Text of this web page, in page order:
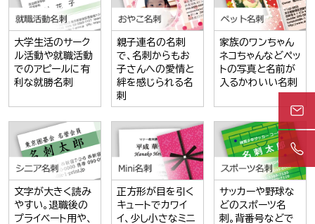
大学生活のサーク
ル活動や就職活動
でのアピールに有
利な就勝名刺
親子連名の名刺
で、名刺からもお
子さんへの愛情と
絆を感じられる名
刺
家族のワンちゃん
ネコちゃんなどペッ
トの写真と名前が
入るかわいい名刺
文字が大きく読み
やすい。退職後の
プライベート用や、
正方形が目を引く
キュートでカワイ
イ、少し小さなミニ
サッカーや野球な
どのスポーツ名
刺。背番号などで